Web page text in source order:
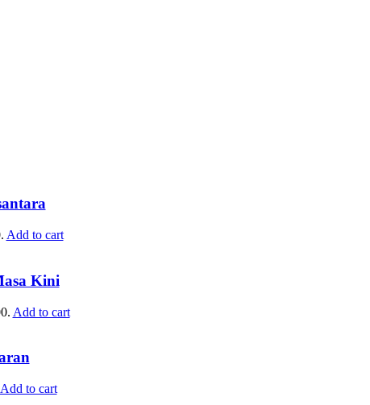
Add to cart
Kini
Add to cart
Add to cart